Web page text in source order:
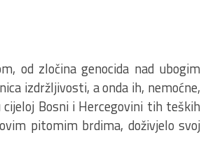
od zločina genocida nad ubogim
izdržljivosti, a onda ih, nemoćne,
Bosni i Hercegovini tih teških
pitomim brdima, doživjelo svoj